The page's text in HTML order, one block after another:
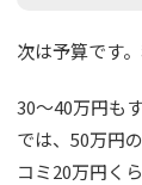
次は予算です
30～40万円も
では、50万円
コミ20万円く